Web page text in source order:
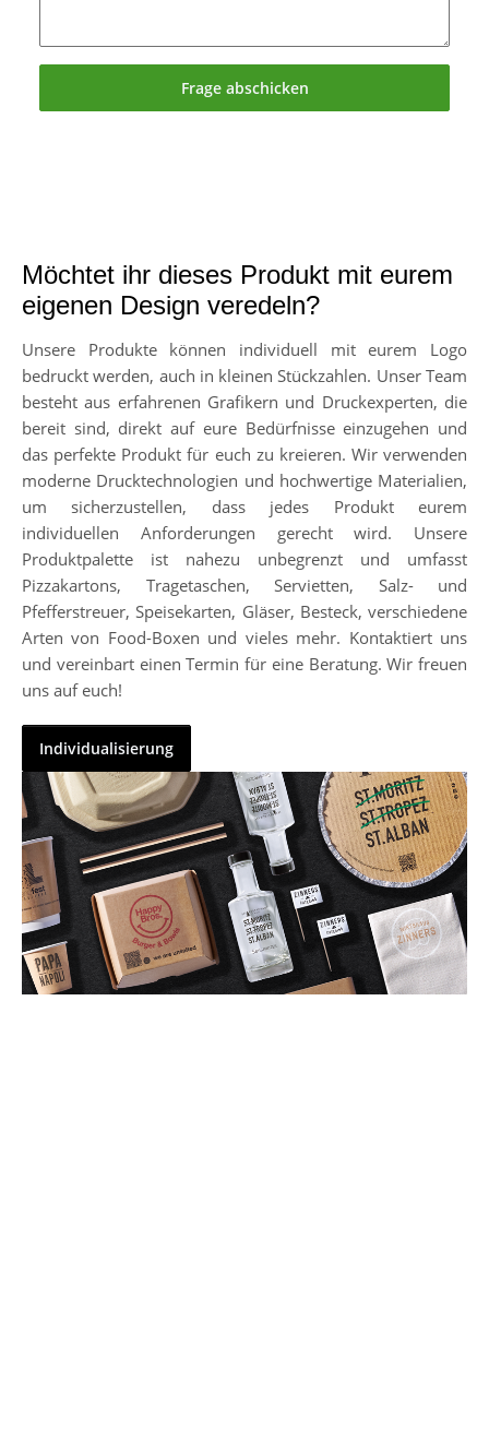
Frage abschicken
Möchtet ihr dieses Produkt mit eurem
eigenen Design veredeln?
Unsere Produkte können individuell mit eurem Logo
bedruckt werden, auch in kleinen Stückzahlen. Unser Team
besteht aus erfahrenen Grafikern und Druckexperten, die
bereit sind, direkt auf eure Bedürfnisse einzugehen und
das perfekte Produkt für euch zu kreieren. Wir verwenden
moderne Drucktechnologien und hochwertige Materialien,
um sicherzustellen, dass jedes Produkt eurem
individuellen Anforderungen gerecht wird. Unsere
Produktpalette ist nahezu unbegrenzt und umfasst
Pizzakartons, Tragetaschen, Servietten, Salz- und
Pfefferstreuer, Speisekarten, Gläser, Besteck, verschiedene
Arten von Food-Boxen und vieles mehr. Kontaktiert uns
und vereinbart einen Termin für eine Beratung. Wir freuen
uns auf euch!
Individualisierung